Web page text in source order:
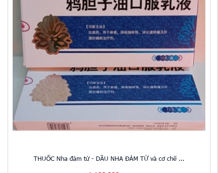
THUỐC Nha đảm tử - DẦU NHA ĐẢM TỬ và cơ chế ...